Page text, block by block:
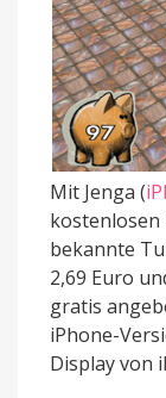
Mit Jenga (
kostenlosen
bekannte
2,69 Euro
gratis
iPhone-
Display von